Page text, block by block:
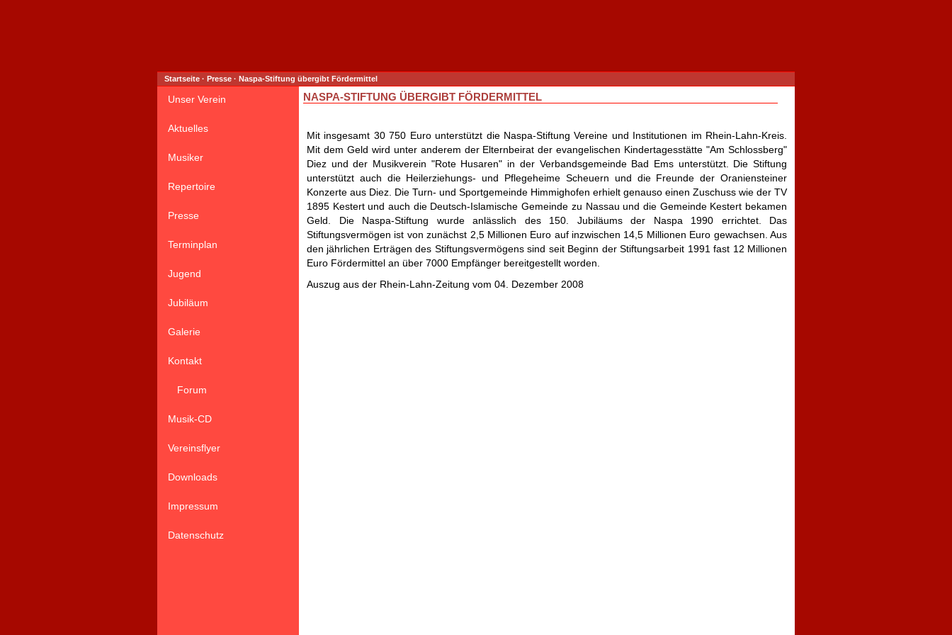
Startseite · Presse · Naspa-Stiftung übergibt Fördermittel
Unser Verein
Aktuelles
Musiker
Repertoire
Presse
Terminplan
Jugend
Jubiläum
Galerie
Kontakt
Forum
Musik-CD
Vereinsflyer
Downloads
Impressum
Datenschutz
NASPA-STIFTUNG ÜBERGIBT FÖRDERMITTEL
Mit insgesamt 30 750 Euro unterstützt die Naspa-Stiftung Vereine und Institutionen im Rhein-Lahn-Kreis.
Mit dem Geld wird unter anderem der Elternbeirat der evangelischen Kindertagesstätte "Am Schlossberg"
Diez und der Musikverein "Rote Husaren" in der Verbandsgemeinde Bad Ems unterstützt. Die Stiftung
unterstützt auch die Heilerziehungs- und Pflegeheime Scheuern und die Freunde der Oraniensteiner
Konzerte aus Diez. Die Turn- und Sportgemeinde Himmighofen erhielt genauso einen Zuschuss wie der TV
1895 Kestert und auch die Deutsch-Islamische Gemeinde zu Nassau und die Gemeinde Kestert bekamen
Geld. Die Naspa-Stiftung wurde anlässlich des 150. Jubiläums der Naspa 1990 errichtet. Das
Stiftungsvermögen ist von zunächst 2,5 Millionen Euro auf inzwischen 14,5 Millionen Euro gewachsen. Aus
den jährlichen Erträgen des Stiftungsvermögens sind seit Beginn der Stiftungsarbeit 1991 fast 12 Millionen
Euro Fördermittel an über 7000 Empfänger bereitgestellt worden.
Auszug aus der Rhein-Lahn-Zeitung vom 04. Dezember 2008